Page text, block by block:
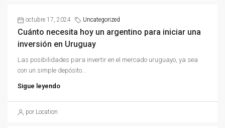
octubre 17, 2024 Uncategorized
Cuánto necesita hoy un argentino para iniciar una
inversión en Uruguay
Las posibilidades para invertir en el mercado uruguayo, ya sea
con un simple depósito...
Sigue leyendo
por Location